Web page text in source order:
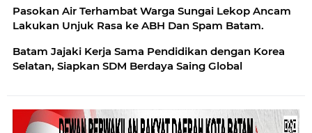
Pasokan Air Terhambat Warga Sungai Lekop Ancam
Lakukan Unjuk Rasa ke ABH Dan Spam Batam.
Batam Jajaki Kerja Sama Pendidikan dengan Korea
Selatan, Siapkan SDM Berdaya Saing Global